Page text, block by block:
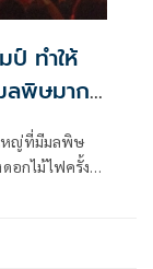
ทำให้
ลพิษมาก
ใหญ่ที่มีมลพิษ
อกไม้ไฟครั้ง